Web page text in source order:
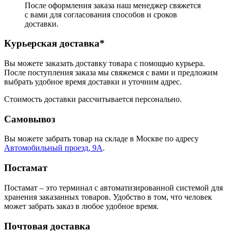
После оформления заказа наш менеджер свяжется
с вами для согласования способов и сроков
доставки.
Курьерская доставка*
Вы можете заказать доставку товара с помощью курьера.
После поступления заказа мы свяжемся с вами и предложим
выбрать удобное время доставки и уточним адрес.
Стоимость доставки рассчитывается персонально.
Самовывоз
Вы можете забрать товар на складе в Москве по адресу
Автомобильный проезд, 9А.
Постамат
Постамат – это терминал с автоматизированной системой для
хранения заказанных товаров. Удобство в том, что человек
может забрать заказ в любое удобное время.
Почтовая доставка